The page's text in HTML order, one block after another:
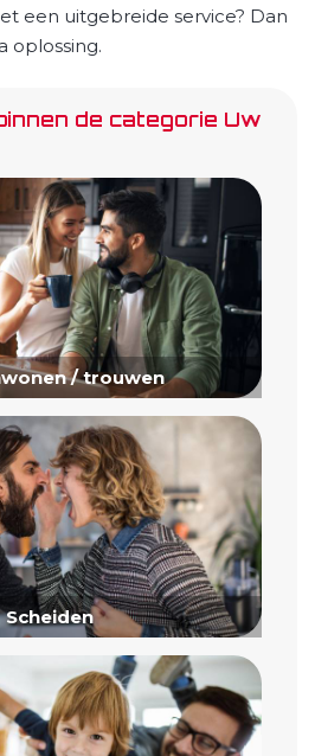
een uitgebreide service? Dan
oplossing.
de categorie Uw
/ trouwen
Scheiden